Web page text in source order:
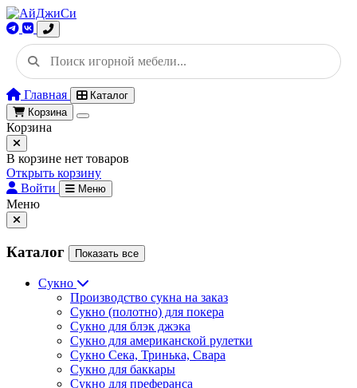
Главная
Каталог
Корзина
Корзина
В корзине нет товаров
Открыть корзину
Войти
Меню
Меню
Каталог Показать все
Сукно
Производство сукна на заказ
Сукно (полотно) для покера
Сукно для блэк джэка
Сукно для американской рулетки
Сукно Сека, Тринька, Свара
Сукно для баккары
Сукно для преферанса